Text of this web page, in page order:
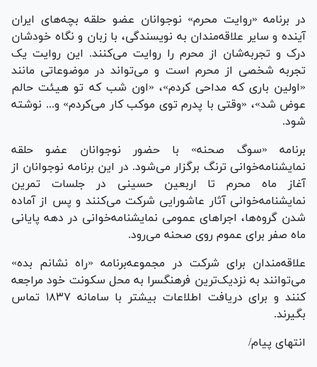
در برنامه «روایت محرم» نوجوانان عضو حلقه بچه‌های ایران
آینده و سایر علاقه‌مندان به نویسندگی، با زبان و نگاه خودشان
درک و تجربه‌شان از محرم را روایت می‌کنند. این روایت یک
تجربه شخصی از محرم است و می‌تواند در موضوعاتی مانند
«اولین باری که مداحی کردم»، «اون شب که تو هیئت حالم
عوض شد»، «وقتی با پدرم توی موکب کار می‌کردم» و... نوشته
شود.
برنامه «سوگ صحنه» با حضور نوجوانان عضو حلقه
نمایشنامه‌خوانی ترنگ برگزار می‌شود. در این برنامه نوجوانان از
آغاز ماه محرم تا اربعین حسینی در جلسات تمرین
نمایشنامه‌خوانی آثار عاشورایی شرکت می‌کنند و پس از آماده
شدن گروه‌ها، اجرا‌های عمومی نمایشنامه‌خوانی در دهه پایانی
ماه صفر برای عموم روی صحنه می‌رود.
علاقه‌مندان برای شرکت در مجموعه‌برنامه «راه نشانم بده»
می‌توانند به نزدیک‌ترین فرهنگسرا به محل سکونت خود مراجعه
کنند و برای دریافت اطلاعات بیشتر با سامانه ۱۸۳۷ تماس
بگیرند.
انتهای پیام/